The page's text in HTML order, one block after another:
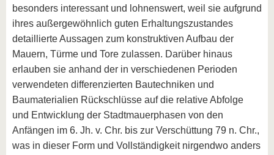
besonders interessant und lohnenswert, weil sie aufgrund
ihres außergewöhnlich guten Erhaltungszustandes
detaillierte Aussagen zum konstruktiven Aufbau der
Mauern, Türme und Tore zulassen. Darüber hinaus
erlauben sie anhand der in verschiedenen Perioden
verwendeten differenzierten Bautechniken und
Baumaterialien Rückschlüsse auf die relative Abfolge
und Entwicklung der Stadtmauerphasen von den
Anfängen im 6. Jh. v. Chr. bis zur Verschüttung 79 n. Chr.,
was in dieser Form und Vollständigkeit nirgendwo anders